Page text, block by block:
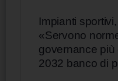
Impianti
«Servono
governance più
2032 banco di